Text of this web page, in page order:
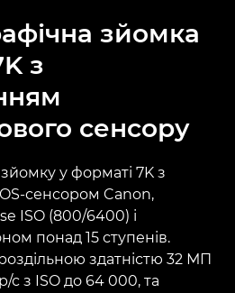
зйомка
з
сенсору
у форматі 7K з
сенсором Canon,
ISO (800/6400) і
понад 15 ступенів.
здатністю 32 МП
с з ISO до 64 000, та